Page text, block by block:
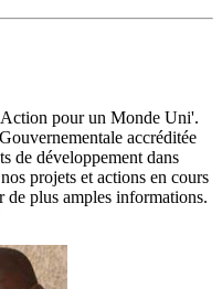
pour un Monde Uni'.
accréditée
de développement dans
projets et actions en cours
de plus amples informations.